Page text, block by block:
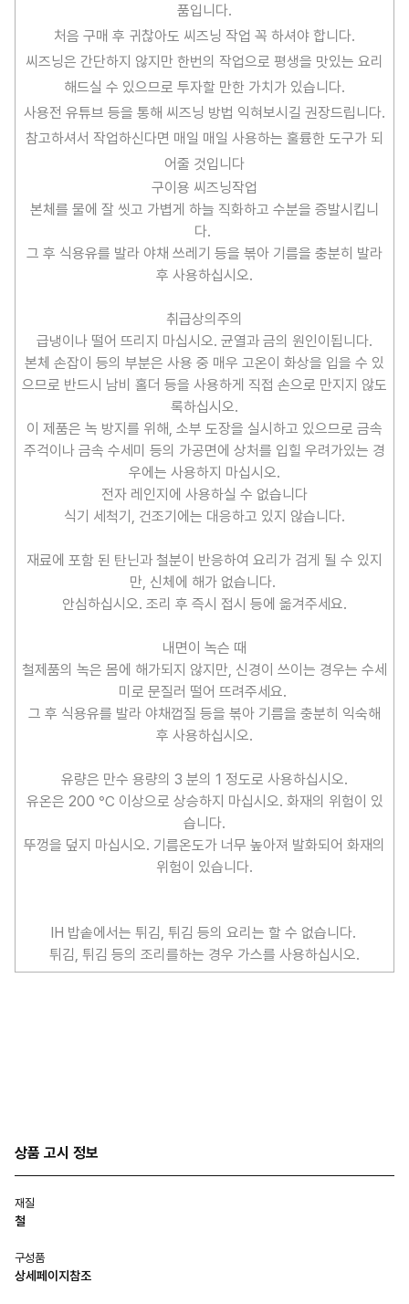
품입니다.
처음 구매 후 귀찮아도 씨즈닝 작업 꼭 하셔야 합니다.
씨즈닝은 간단하지 않지만 한번의 작업으로 평생을 맛있는 요리
해드실 수 있으므로 투자할 만한 가치가 있습니다.
사용전 유튜브 등을 통해 씨즈닝 방법 익혀보시길 권장드립니다.
참고하셔서 작업하신다면 매일 매일 사용하는 훌륭한 도구가 되
어줄 것입니다
구이용 씨즈닝작업
본체를 물에 잘 씻고 가볍게 하늘 직화하고 수분을 증발시킵니
다.
그 후 식용유를 발라 야채 쓰레기 등을 볶아 기름을 충분히 발라
후 사용하십시오.
취급상의주의
급냉이나 떨어 뜨리지 마십시오. 균열과 금의 원인이됩니다.
본체 손잡이 등의 부분은 사용 중 매우 고온이 화상을 입을 수 있
으므로 반드시 남비 홀더 등을 사용하게 직접 손으로 만지지 않도
록하십시오.
이 제품은 녹 방지를 위해, 소부 도장을 실시하고 있으므로 금속
주걱이나 금속 수세미 등의 가공면에 상처를 입힐 우려가있는 경
우에는 사용하지 마십시오.
전자 레인지에 사용하실 수 없습니다
식기 세척기, 건조기에는 대응하고 있지 않습니다.
재료에 포함 된 탄닌과 철분이 반응하여 요리가 검게 될 수 있지
만, 신체에 해가 없습니다.
안심하십시오. 조리 후 즉시 접시 등에 옮겨주세요.
내면이 녹슨 때
철제품의 녹은 몸에 해가되지 않지만, 신경이 쓰이는 경우는 수세
미로 문질러 떨어 뜨려주세요.
그 후 식용유를 발라 야채껍질 등을 볶아 기름을 충분히 익숙해
후 사용하십시오.
유량은 만수 용량의 3 분의 1 정도로 사용하십시오.
유온은 200 ℃ 이상으로 상승하지 마십시오. 화재의 위험이 있
습니다.
뚜껑을 덮지 마십시오. 기름온도가 너무 높아져 발화되어 화재의
위험이 있습니다.
IH 밥솥에서는 튀김, 튀김 등의 요리는 할 수 없습니다.
튀김, 튀김 등의 조리를하는 경우 가스를 사용하십시오.
상품 고시 정보
재질
철
구성품
상세페이지참조